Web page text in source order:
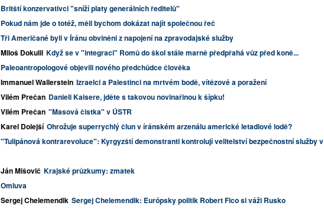
Britští konzervativci "sníží platy generálních ředitelů"
Pokud nám jde o totéž, měli bychom dokázat najít společnou řeč
Tři Američané byli v Íránu obviněni z napojení na zpravodajské služby
Miloš Dokulil Když se v "integraci" Romů do škol stále marně předpřahá vůz před koně...
Paleoantropologové objevili nového předchůdce člověka
Immanuel Wallerstein Izraelci a Palestinci na mrtvém bodě, vítězové a poražení
Vilém Prečan Danieli Kaisere, jděte s takovou novinařinou k šípku!
Vilém Prečan "Masová čistka" v ÚSTR
Karel Dolejší Ohrožuje superrychlý člun v íránském arzenálu americké letadlové lodě?
"Tulipánová kontrarevoluce": Kyrgyzští demonstranti kontrolují velitelství bezpečnostní služby v
Ján Mišovič Krajské průzkumy: zmatek
Omluva
Sergej Chelemendik Sergej Chelemendik: Európsky politik Robert Fico si váži Rusko